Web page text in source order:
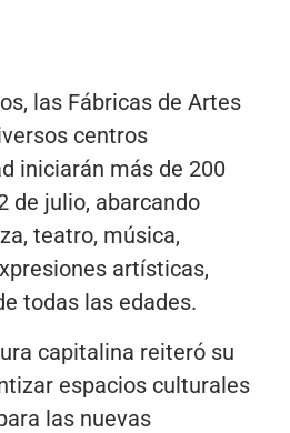
las Fábricas de Artes
centros
iniciarán más de 200
de julio, abarcando
teatro, música,
artísticas,
todas las edades.
capitalina reiteró su
espacios culturales
las nuevas